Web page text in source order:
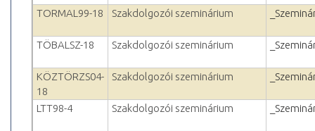
TORMAL99-18 Szakdolgozói szeminárium
TÖBALSZ-18 Szakdolgozói szeminárium
KÖZTÖRZS04-
18
Szakdolgozói szeminárium
LTT98-4 Szakdolgozói szeminárium